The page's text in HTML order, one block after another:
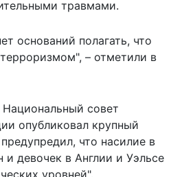
травмами.
оснований полагать, что
– отметили в
совет
опубликовал крупный
что насилие в
девочек в Англии и Уэльсе
уровней".